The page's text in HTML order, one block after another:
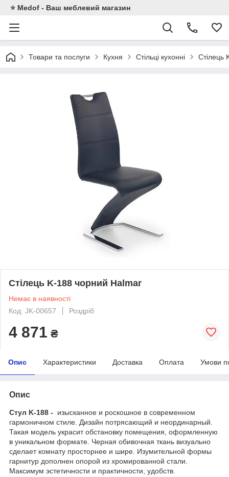
⭐ Medof - Ваш меблевий магазин
Товари та послуги Кухня Стільці кухонні Стілець
Стілець K-188 чорний Halmar
Немає в наявності
Код: JK-00657
Роздріб
4 871 ₴
Опис Характеристики Доставка Оплата Умови
Опис
Стул K-188 -
изысканное и роскошное в современном
гармоничном стиле. Дизайн потрясающий и неординарный.
Такая модель украсит обстановку помещения, оформленную
в уникальном формате. Черная обивочная ткань визуально
сделает комнату просторнее и шире. Изумительной формы
гарнитур дополнен опорой из хромированной стали.
Максимум эстетичности и практичности, удобств.